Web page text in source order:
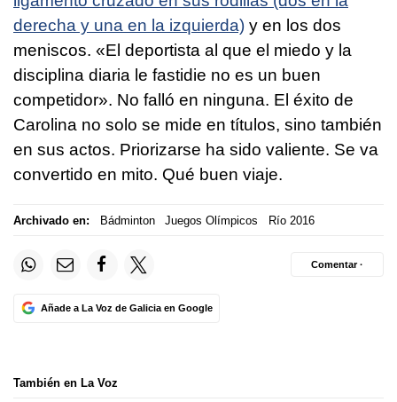
derecha y una en la izquierda) y en los dos
meniscos. «El deportista al que el miedo y la
disciplina diaria le fastidie no es un buen
competidor». No falló en ninguna. El éxito de
Carolina no solo se mide en títulos, sino también
en sus actos. Priorizarse ha sido valiente. Se va
convertido en mito. Qué buen viaje.
Archivado en: Bádminton Juegos Olímpicos Río 2016
Añade a La Voz de Galicia en Google
Comentar ·
También en La Voz